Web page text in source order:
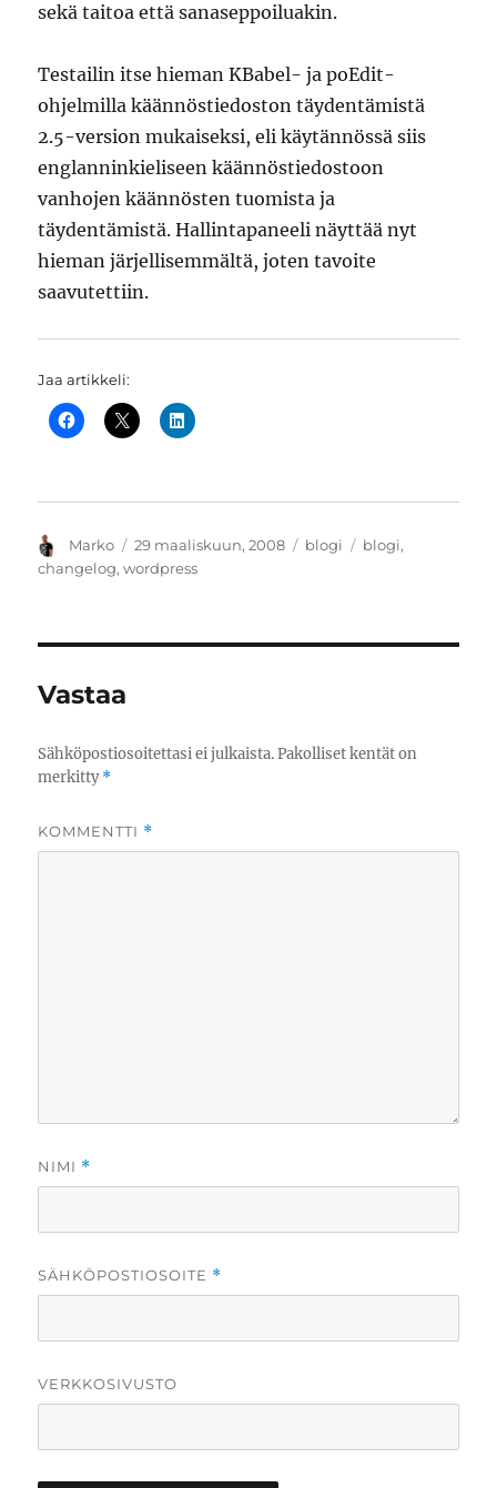
sekä taitoa että sanaseppoiluakin.
Testailin itse hieman KBabel- ja poEdit-
ohjelmilla käännöstiedoston täydentämistä
2.5-version mukaiseksi, eli käytännössä siis
englanninkieliseen käännöstiedostoon
vanhojen käännösten tuomista ja
täydentämistä. Hallintapaneeli näyttää nyt
hieman järjellisemmältä, joten tavoite
saavutettiin.
Jaa artikkeli:
Kirjoittaja
Marko Julkaistu
29 maaliskuun, 2008 Kategoriat
blogi Avainsanat
blogi,
changelog,wordpress
Vastaa
Sähköpostiosoitettasi ei julkaista. Pakolliset kentät on
merkitty*
KOMMENTTI *
NIMI *
SÄHKÖPOSTIOSOITE *
VERKKOSIVUSTO